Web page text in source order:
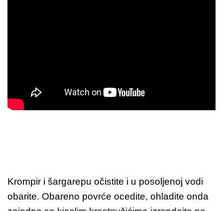
Krompir i šargarepu očistite i u posoljenoj vodi
obarite. Obareno povrće ocedite, ohladite onda